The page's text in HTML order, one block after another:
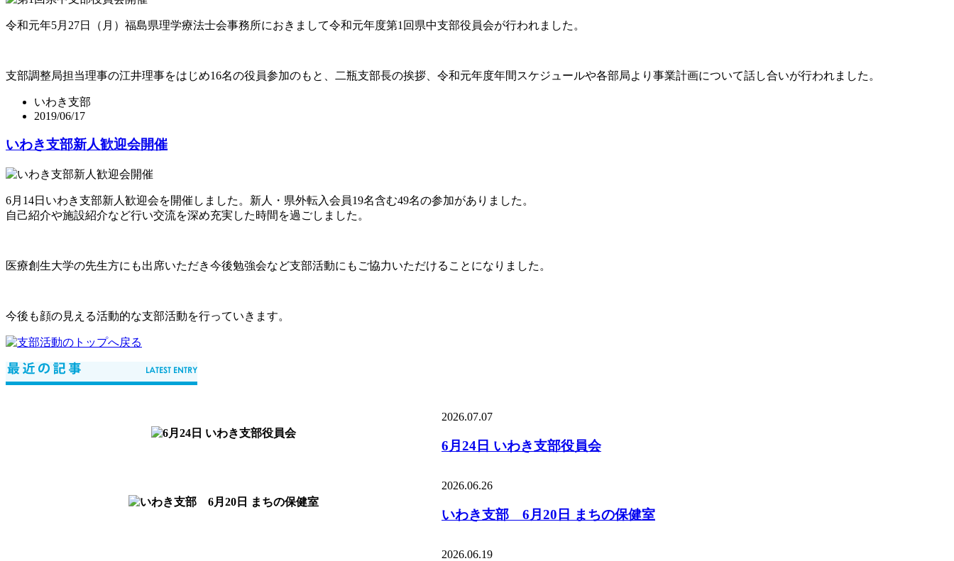
令和元年5月27日（月）福島県理学療法士会事務所におきまして令和元年度第1回県中支部役員会が行われました。
支部調整局担当理事の江井理事をはじめ16名の役員参加のもと、二瓶支部長の挨拶、令和元年度年間スケジュールや各部局より事業計画について話し合いが行われました。
いわき支部
2019/06/17
いわき支部新人歓迎会開催
6月14日いわき支部新人歓迎会を開催しました。新人・県外転入会員19名含む49名の参加がありました。
自己紹介や施設紹介など行い交流を深め充実した時間を過ごしました。
医療創生大学の先生方にも出席いただき今後勉強会など支部活動にもご協力いただけることになりました。
今後も顔の見える活動的な支部活動を行っていきます。
2026.07.07
6月24日 いわき支部役員会
2026.06.26
いわき支部 6月20日 まちの保健室
2026.06.19